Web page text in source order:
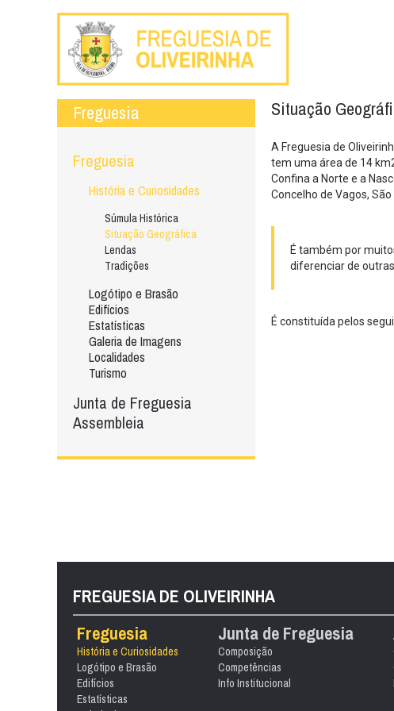
Freguesia
Freguesia
História e Curiosidades
Súmula Histórica
Situação Geográfica
Lendas
Tradições
Logótipo e Brasão
Edifícios
Estatísticas
Galeria de Imagens
Localidades
Turismo
Junta de Freguesia
Assembleia
Situação
A Freguesia de
tem uma área de 14
Confina a Norte e a
Concelho de Vagos,
É também por
diferenciar de
É constituída pelos
FREGUESIA DE OLIVEIRINHA
Freguesia
História e Curiosidades
Logótipo e Brasão
Edifícios
Estatísticas
Junta de Freguesia
Composição
Competências
Info Institucional